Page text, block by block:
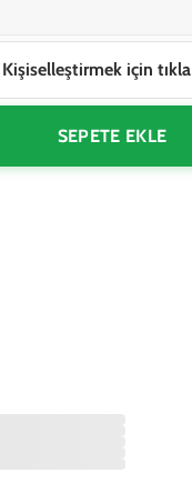
Kişiselleştirmek için tıkla
SEPETE EKLE